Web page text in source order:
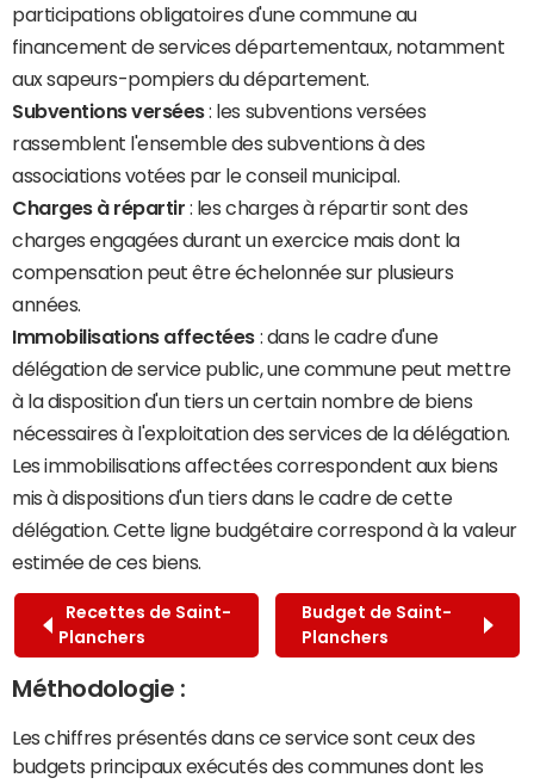
participations obligatoires d'une commune au
financement de services départementaux, notamment
aux sapeurs-pompiers du département.
Subventions versées: les subventions versées
rassemblent l'ensemble des subventions à des
associations votées par le conseil municipal.
Charges à répartir : les charges à répartir sont des
charges engagées durant un exercice mais dont la
compensation peut être échelonnée sur plusieurs
années.
Immobilisations affectées : dans le cadre d'une
délégation de service public, une commune peut mettre
à la disposition d'un tiers un certain nombre de biens
nécessaires à l'exploitation des services de la délégation.
Les immobilisations affectées correspondent aux biens
mis à dispositions d'un tiers dans le cadre de cette
délégation. Cette ligne budgétaire correspond à la valeur
estimée de ces biens.
Recettes de Saint-
Planchers
Budget de Saint-
Planchers
Méthodologie :
Les chiffres présentés dans ce service sont ceux des
budgets principaux exécutés des communes dont les